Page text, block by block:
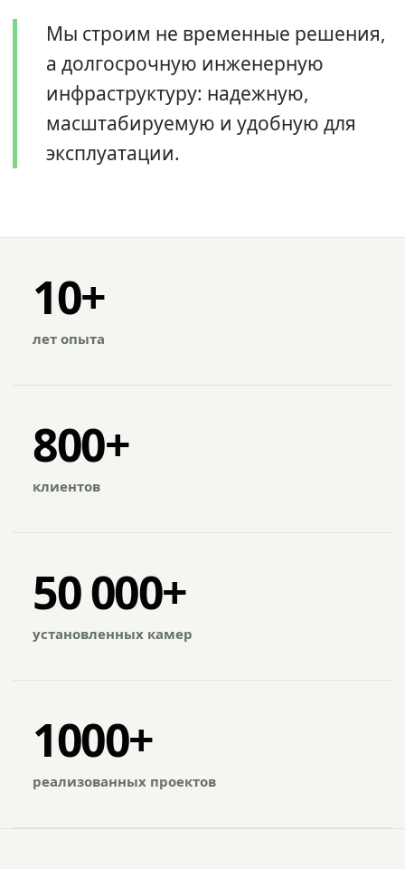
Мы строим не временные решения,
а долгосрочную инженерную
инфраструктуру: надежную,
масштабируемую и удобную для
эксплуатации.
10+
лет опыта
800+
клиентов
50 000+
установленных камер
1000+
реализованных проектов